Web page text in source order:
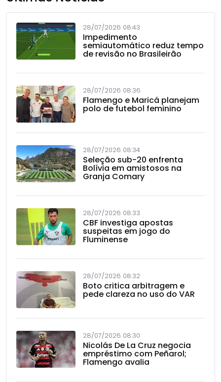
28/07/2026 08:43
Impedimento
semiautomático reduz tempo
de revisão no Brasileirão
28/07/2026 08:36
Flamengo e Maricá planejam
polo de futebol feminino
28/07/2026 08:34
Seleção sub-20 enfrenta
Bolívia em amistosos na
Granja Comary
28/07/2026 08:33
CBF investiga apostas
suspeitas em jogo do
Fluminense
28/07/2026 08:32
Boto critica arbitragem e
pede clareza no uso do VAR
28/07/2026 08:30
Nicolás De La Cruz negocia
empréstimo com Peñarol;
Flamengo avalia